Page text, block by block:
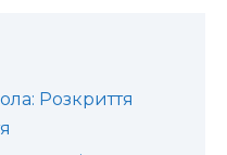
Розкриття